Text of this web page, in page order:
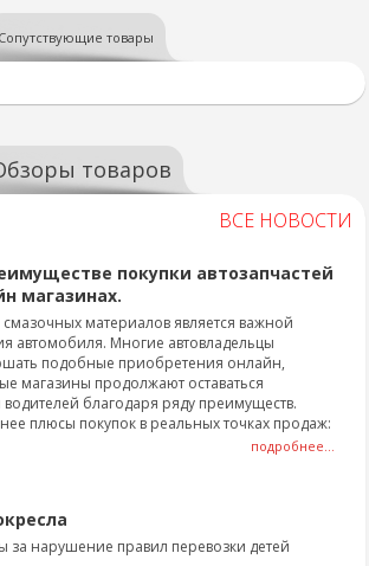
Сопутствующие товары
товаров
ВСЕ НОВОСТИ
покупки автозапчастей
магазинах.
смазочных материалов является важной
автомобиля. Многие автовладельцы
подобные приобретения онлайн,
магазины продолжают оставаться
благодаря ряду преимуществ.
плюсы покупок в реальных точках продаж:
подробнее...
за нарушение правил перевозки детей